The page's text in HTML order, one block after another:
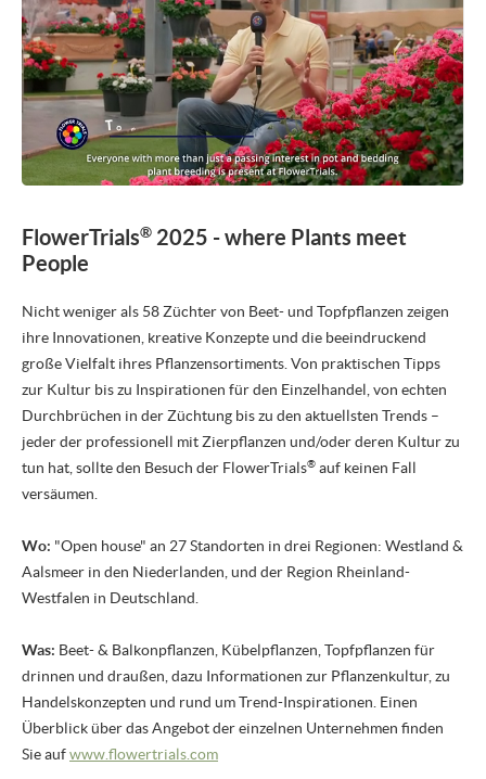
NEWS
PRESSEMITTEILUNGEN
NEWSLETTER
MEDIEN
VIDEO REPORTS
HIGHLIGHT VIDEOS
BILDER
ÜBER UNS
ÜBER FLOWERTRIALS®
KONTAKT
FlowerTrials® 2025 - where Plants meet
People
Nicht weniger als 58 Züchter von Beet- und Topfpflanzen zeigen
ihre Innovationen, kreative Konzepte und die beeindruckend
große Vielfalt ihres Pflanzensortiments. Von praktischen Tipps
zur Kultur bis zu Inspirationen für den Einzelhandel, von echten
Durchbrüchen in der Züchtung bis zu den aktuellsten Trends –
jeder der professionell mit Zierpflanzen und/oder deren Kultur zu
tun hat, sollte den Besuch der FlowerTrials® auf keinen Fall
versäumen.
Wo: "Open house" an 27 Standorten in drei Regionen: Westland &
Aalsmeer in den Niederlanden, und der Region Rheinland-
Westfalen in Deutschland.
Was: Beet- & Balkonpflanzen, Kübelpflanzen, Topfpflanzen für
drinnen und draußen, dazu Informationen zur Pflanzenkultur, zu
Handelskonzepten und rund um Trend-Inspirationen. Einen
Überblick über das Angebot der einzelnen Unternehmen finden
Sie aufwww.flowertrials.com